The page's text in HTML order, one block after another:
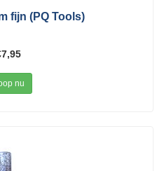
fijn (PQ Tools)
nu